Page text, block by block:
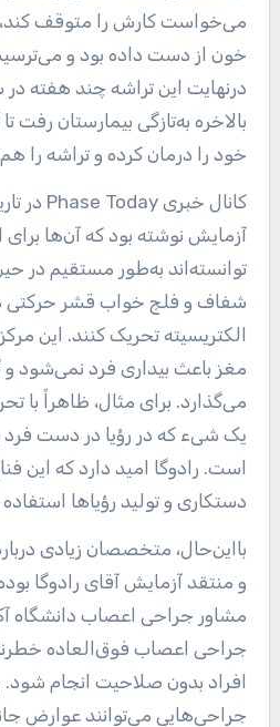
می‌خواست کارش را متوقف
خون از دست داده بود و
درنهایت این تراشه چند هفته در
بالاخره به‌تازگی بیمارستان رفت
خود را درمان کرده و تراشه را
آزمایش نوشته بود که آن‌ها برای
شفاف و فلج خواب قشر حرکتی
الکتریسیته تحریک کنند. این
مغز باعث بیداری فرد نمی‌شود و
می‌گذارد. برای مثال، ظاهراً با
یک شیء که در رؤیا در دست فرد
است. رادوگا امید دارد که این
دستکاری و تولید رؤیاها
بااین‌حال، متخصصان زیادی
و منتقد آزمایش آقای رادوگا
مشاور جراحی اعصاب دانشگاه
جراحی اعصاب فوق‌العاده
افراد بدون صلاحیت انجام شود.
جراحی‌هایی می‌توانند عوارض